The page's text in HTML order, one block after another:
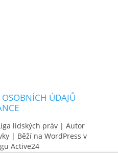
ÚDAJŮ
lidských práv| Autor
| Běží na WordPress v
Active24